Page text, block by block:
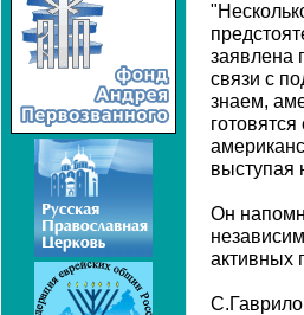
заявлена
связи с
знаем,
выступая
Он
активных